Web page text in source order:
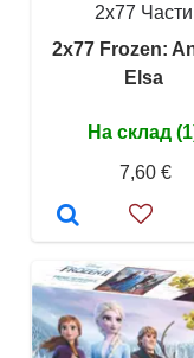
2x77 Части
2x77 Frozen:
Elsa
На склад
7,60 €